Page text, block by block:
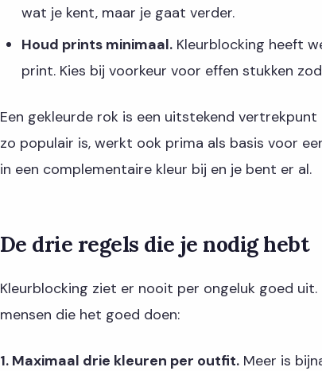
wat je kent, maar je gaat verder.
Houd prints minimaal.Kleurblocking heeft
print. Kies bij voorkeur voor effen stukken
Een gekleurde rok is een uitstekend vertrekpunt
zo populair is, werkt ook prima als basis voor
in een complementaire kleur bij en je bent er al.
De drie regels die je nodig hebt
Kleurblocking ziet er nooit per ongeluk goed
mensen die het goed doen:
1. Maximaal drie kleuren per outfit. Meer is